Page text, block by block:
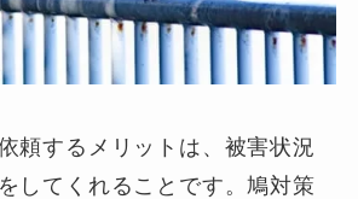
頼するメリットは、被害状況
してくれることです。鳩対策